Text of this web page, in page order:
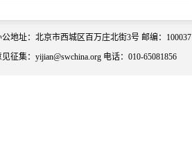
公地址：北京市西城区百万庄北街3号 邮编：100037
见征集：yijian@swchina.org 电话：010-65081856